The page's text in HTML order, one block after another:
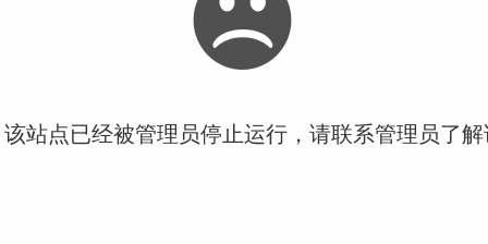
站点已经被管理员停止运行，请联系管理员了